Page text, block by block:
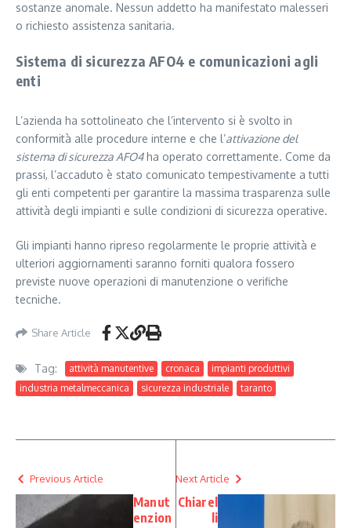
sostanze anomale. Nessun addetto ha manifestato malesseri
o richiesto assistenza sanitaria.
Sistema di sicurezza AFO4 e comunicazioni agli
enti
L’azienda ha sottolineato che l’intervento si è svolto in
conformità alle procedure interne e che l’attivazione del
sistema di sicurezza AFO4ha operato correttamente. Come da
prassi, l’accaduto è stato comunicato tempestivamente a tutti
gli enti competenti per garantire la massima trasparenza sulle
attività degli impianti e sulle condizioni di sicurezza operative.
Gli impianti hanno ripreso regolarmente le proprie attività e
ulteriori aggiornamenti saranno forniti qualora fossero
previste nuove operazioni di manutenzione o verifiche
tecniche.
Share Article
Tag: attività manutentive cronaca
impianti produttivi
industria metalmeccanica
sicurezza industriale taranto
Previous Article
Manut
enzion
Next Article
Chiarel
li